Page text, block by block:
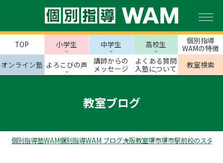
TOP 小学生 中学生 高校生
個別指導
WAMの特徴
オンライン塾 よろこびの声
講師からの
メッセージ
よくある質問
入塾について
教室検索
教室ブログ
個別指導塾WAM個別指導WAM ブログ大阪教室堺市堺市駅前校のスタッ